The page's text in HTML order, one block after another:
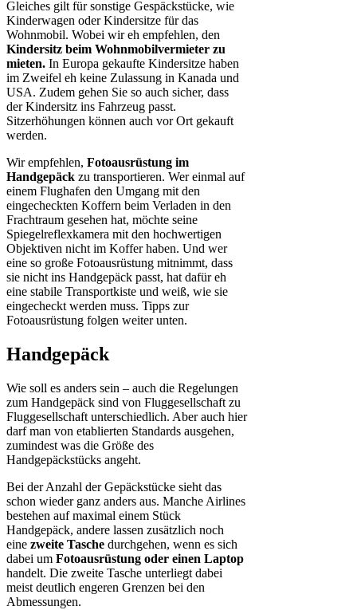
Gleiches gilt für sonstige Gespäckstücke, wie
Kinderwagen oder Kindersitze für das
Wohnmobil. Wobei wir eh empfehlen, den
Kindersitz beim Wohnmobilvermieter zu
mieten. In Europa gekaufte Kindersitze haben
im Zweifel eh keine Zulassung in Kanada und
USA. Zudem gehen Sie so auch sicher, dass
der Kindersitz ins Fahrzeug passt.
Sitzerhöhungen können auch vor Ort gekauft
werden.
Wir empfehlen, Fotoausrüstung im
Handgepäck zu transportieren. Wer einmal auf
einem Flughafen den Umgang mit den
eingecheckten Koffern beim Verladen in den
Frachtraum gesehen hat, möchte seine
Spiegelreflexkamera mit den hochwertigen
Objektiven nicht im Koffer haben. Und wer
eine so große Fotoausrüstung mitnimmt, dass
sie nicht ins Handgepäck passt, hat dafür eh
eine stabile Transportkiste und weiß, wie sie
eingecheckt werden muss. Tipps zur
Fotoausrüstung folgen weiter unten.
Handgepäck
Wie soll es anders sein – auch die Regelungen
zum Handgepäck sind von Fluggesellschaft zu
Fluggesellschaft unterschiedlich. Aber auch hier
darf man von etablierten Standards ausgehen,
zumindest was die Größe des
Handgepäckstücks angeht.
Bei der Anzahl der Gepäckstücke sieht das
schon wieder ganz anders aus. Manche Airlines
bestehen auf maximal einem Stück
Handgepäck, andere lassen zusätzlich noch
eine zweite Tasche durchgehen, wenn es sich
dabei um Fotoausrüstung oder einen Laptop
handelt. Die zweite Tasche unterliegt dabei
meist deutlich engeren Grenzen bei den
Abmessungen.